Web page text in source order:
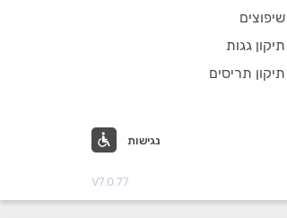
שיפוצים
תיקון גגות
תיקון תריסים
נגישות
V7.0.77